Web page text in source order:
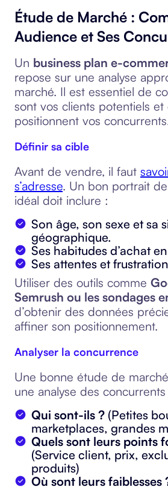
Étude de Marché :
Audience et Ses
Un business plan e-
repose sur une analyse
marché. Il est essentiel de
sont vos clients potentiels
positionnent vos
Définir sa cible
Avant de vendre, il faut
s’adresse. Un bon portrait
idéal doit inclure :
Son âge, son sexe et sa
géographique.
Ses habitudes d’achat
Ses attentes et
Utiliser des outils comme
Semrush ou les sondages
d’obtenir des données
affiner son positionnement.
Analyser la concurrence
Une bonne étude de
une analyse des concurrents
Qui sont-ils ? (Petites
marketplaces, grandes
Quels sont leurs points
(Service client, prix,
produits)
Où sont leurs faiblesses